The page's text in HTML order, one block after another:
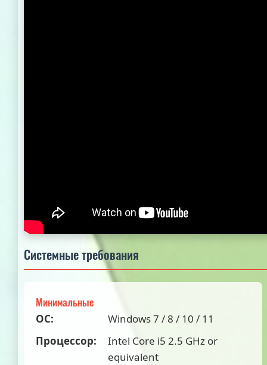
Системные требования
Минимальные
ОС:
Windows 7 / 8 / 10 / 11
Процессор:
Intel Core i5 2.5 GHz or
equivalent